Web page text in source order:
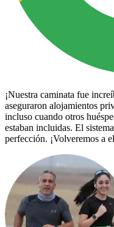
¡Nuestra caminata fue
aseguraron alojamientos
incluso cuando otros
estaban incluidas. El
perfección. ¡Volveremos a